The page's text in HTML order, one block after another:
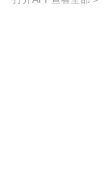
网“广东省专业
统”在线申办更
项
已在中国人事